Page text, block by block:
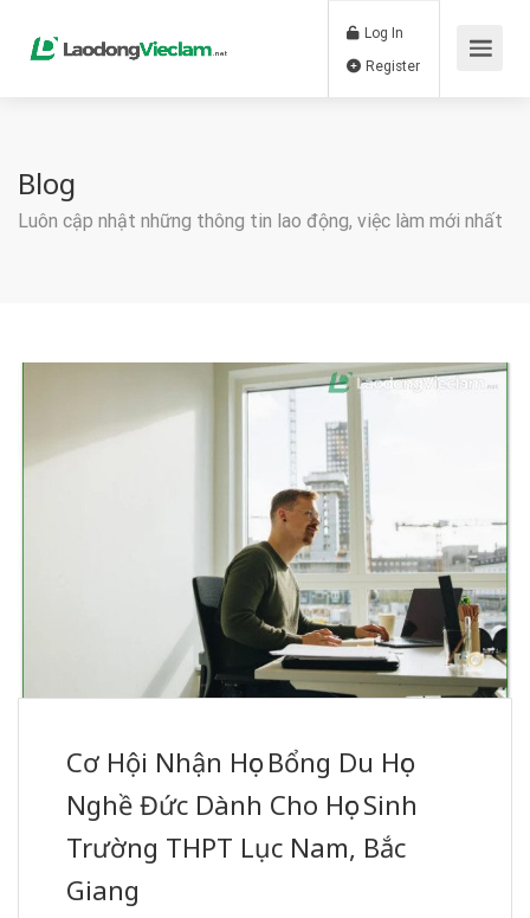
Log In
Blog
Luôn cập nhật những thông tin lao động, việc làm mới nhất
Cơ Hội Nhận Học Bổng Du Học
Nghề Đức Dành Cho Học Sinh
Trường THPT Lục Nam, Bắc
Giang